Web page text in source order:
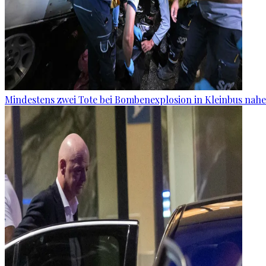
Mindestens zwei Tote bei Bombenexplosion in Kleinbus